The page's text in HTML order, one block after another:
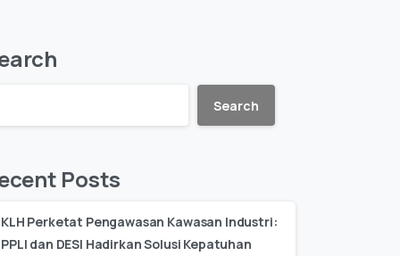
Search
Posts
KLH Perketat Pengawasan Kawasan Industri:
PPLI dan DESI Hadirkan Solusi Kepatuhan